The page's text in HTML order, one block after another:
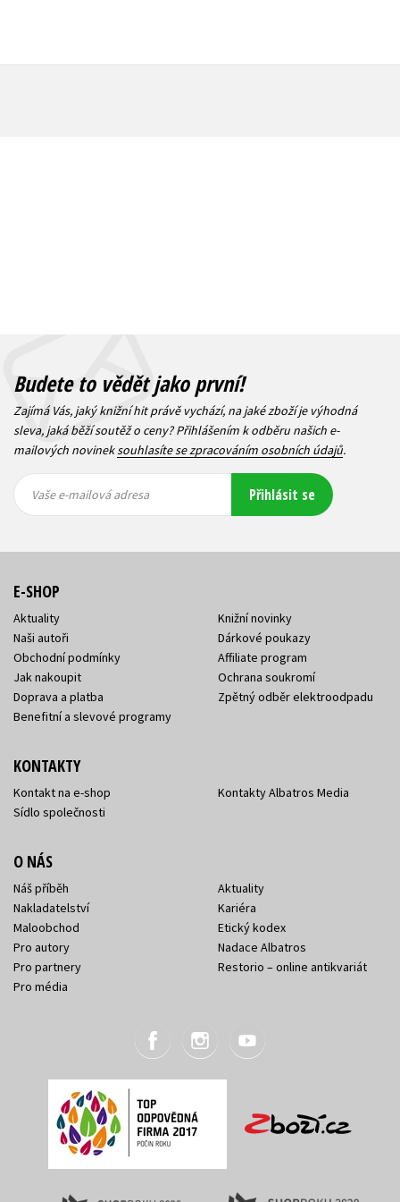
Budete to vědět jako první!
Zajímá Vás, jaký knižní hit právě vychází, na jaké zboží je výhodná
sleva, jaká běží soutěž o ceny? Přihlášením k odběru našich e-
mailových novineksouhlasíte se zpracováním osobních údajů.
mailová
mailová
Vaše e-mailová adresa Přihlásit se
E-SHOP
Aktuality
Naši autoři
Obchodní podmínky
Jak nakoupit
Doprava a platba
Benefitní a slevové programy
Knižní novinky
Dárkové poukazy
Affiliate program
Ochrana soukromí
Zpětný odběr elektroodpadu
KONTAKTY
Kontakt na e-shop
Sídlo společnosti
Kontakty Albatros Media
O NÁS
Náš příběh
Nakladatelství
Maloobchod
Pro autory
Pro partnery
Pro média
Aktuality
Kariéra
Etický kodex
Nadace Albatros
Restorio – online antikvariát